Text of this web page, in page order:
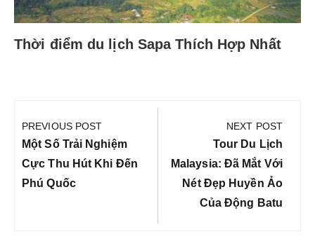
Thời điểm du lịch Sapa Thích Hợp Nhất
hướng
bài
viết
PREVIOUS POST
Previous
Post:
Một Số Trải Nghiệm
Cực Thu Hút Khi Đến
Phú Quốc
NEXT POST
Next
Post:
Tour Du Lịch
Malaysia: Đã Mắt Với
Nét Đẹp Huyền Ảo
Của Động Batu